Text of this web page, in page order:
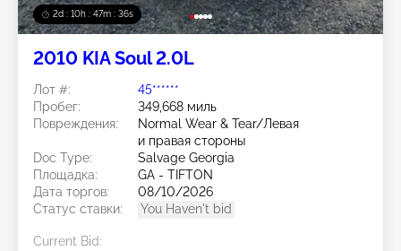
2d : 10h : 47m : 33s
2010 KIA Soul 2.0L
Лот #:
45******
Пробег:
349,668 миль
Повреждения:
Normal Wear & Tear/Левая
и правая стороны
Doc Type:
Salvage Georgia
Площадка:
GA - TIFTON
Дата торгов:
08/10/2026
Статус ставки:
You Haven't bid
Current Bid: